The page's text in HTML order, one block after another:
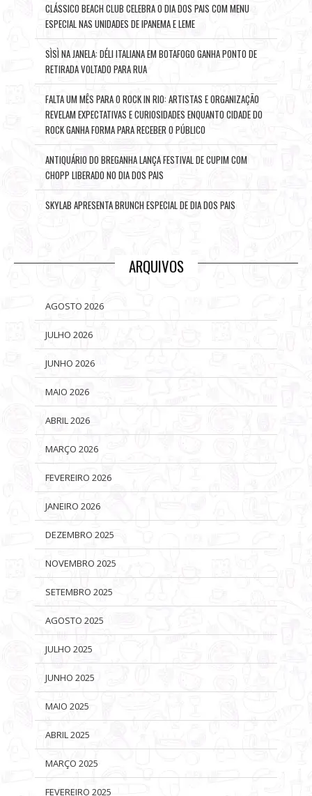
CLÁSSICO BEACH CLUB CELEBRA O DIA DOS PAIS COM MENU
ESPECIAL NAS UNIDADES DE IPANEMA E LEME
SÌSÌ NA JANELA: DÉLI ITALIANA EM BOTAFOGO GANHA PONTO DE
RETIRADA VOLTADO PARA RUA
FALTA UM MÊS PARA O ROCK IN RIO: ARTISTAS E ORGANIZAÇÃO
REVELAM EXPECTATIVAS E CURIOSIDADES ENQUANTO CIDADE DO
ROCK GANHA FORMA PARA RECEBER O PÚBLICO
ANTIQUÁRIO DO BREGANHA LANÇA FESTIVAL DE CUPIM COM
CHOPP LIBERADO NO DIA DOS PAIS
SKYLAB APRESENTA BRUNCH ESPECIAL DE DIA DOS PAIS
ARQUIVOS
AGOSTO 2026
JULHO 2026
JUNHO 2026
MAIO 2026
ABRIL 2026
MARÇO 2026
FEVEREIRO 2026
JANEIRO 2026
DEZEMBRO 2025
NOVEMBRO 2025
SETEMBRO 2025
AGOSTO 2025
JULHO 2025
JUNHO 2025
MAIO 2025
ABRIL 2025
MARÇO 2025
FEVEREIRO 2025